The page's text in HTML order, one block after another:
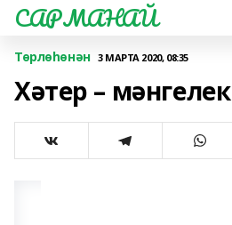
САРМАНАЙ
Төрлөһөнән 3 МАРТА 2020, 08:35
Хәтер – мәнгелек